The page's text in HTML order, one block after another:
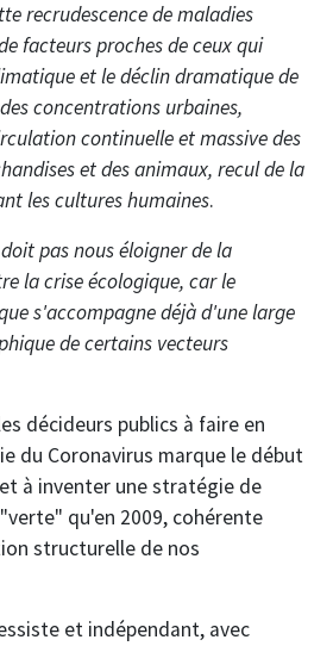
recrudescence de maladies
facteurs proches de ceux qui
et le déclin dramatique de
concentrations urbaines,
continuelle et massive des
et des animaux, recul de la
les cultures humaines.
pas nous éloigner de la
la crise écologique, car le
s'accompagne déjà d'une large
de certains vecteurs
décideurs publics à faire en
du Coronavirus marque le début
à inventer une stratégie de
qu'en 2009, cohérente
structurelle de nos
et indépendant, avec